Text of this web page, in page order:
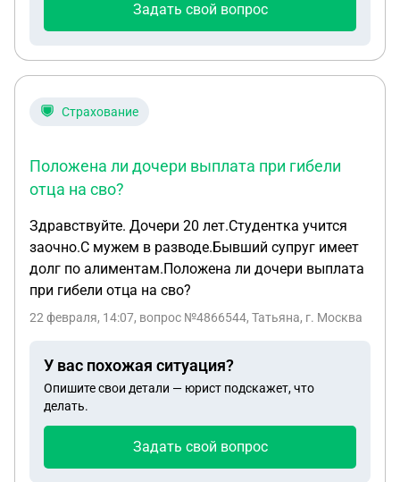
другой брак (после смерти моего дедушки
Фурсенко Е. П. уже давно нет в живых, умерла
документов. Подскажите, пожалуйста, с чего
Задать свой вопрос
Страхование
Положена ли дочери выплата при гибели
отца на сво?
Здравствуйте. Дочери 20 лет.Студентка учится
заочно.С мужем в разводе.Бывший супруг имеет
долг по алиментам.Положена ли дочери выплата
при гибели отца на сво?
22 февраля, 14:07, вопрос №4866544, Татьяна, г. Москва
У вас похожая ситуация?
Опишите свои детали — юрист подскажет, что
делать.
Задать свой вопрос